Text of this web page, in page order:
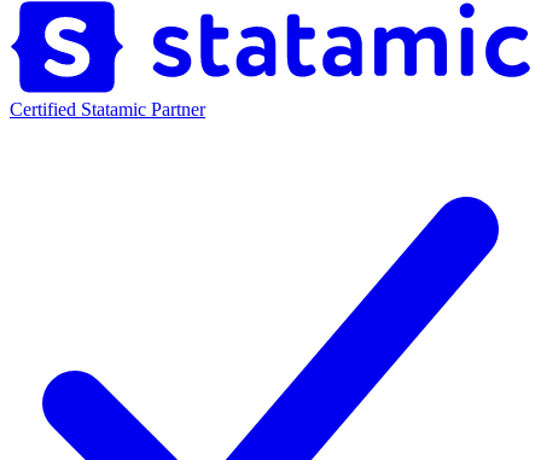
Certified Statamic Partner